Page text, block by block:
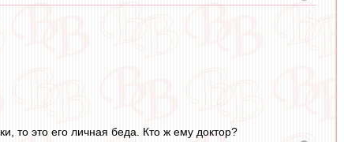
то это его личная беда. Кто ж ему доктор?